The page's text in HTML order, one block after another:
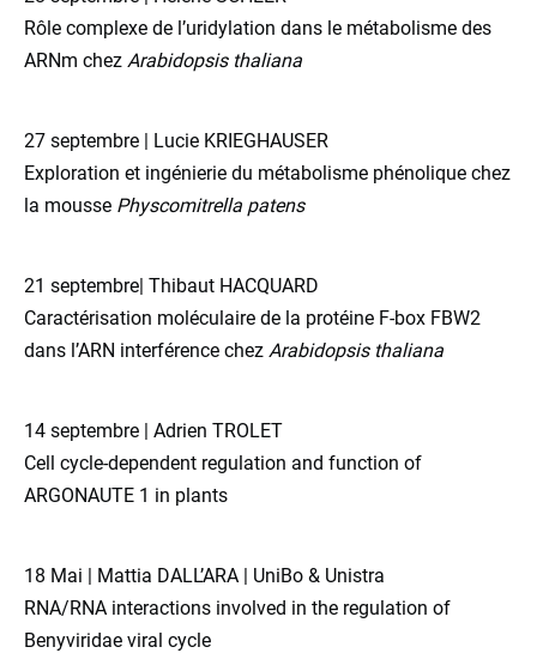
Rôle complexe de l’uridylation dans le métabolisme des
ARNm chez Arabidopsis thaliana
27 septembre | Lucie KRIEGHAUSER
Exploration et ingénierie du métabolisme phénolique chez
la mousse Physcomitrella patens
21 septembre| Thibaut HACQUARD
Caractérisation moléculaire de la protéine F-box FBW2
dans l’ARN interférence chez Arabidopsis thaliana
14 septembre | Adrien TROLET
Cell cycle-dependent regulation and function of
ARGONAUTE 1 in plants
18 Mai | Mattia DALL’ARA | UniBo & Unistra
RNA/RNA interactions involved in the regulation of
Benyviridae viral cycle